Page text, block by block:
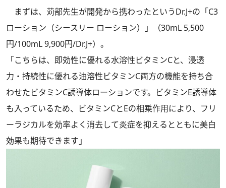
まずは、苅部先生が開発から携わったというDr.J+の「C3
ローション（シースリー ローション）
」（30mL 5,500
円/100mL 9,900円/Dr.J+）。
「こちらは、即効性に優れる水溶性ビタミンCと、浸透
力・持続性に優れる油溶性ビタミンC両方の機能を持ち合
わせたビタミンC誘導体ローションです。ビタミンE誘導体
も入っているため、ビタミンCとEの相乗作用により、フリ
ーラジカルを効率よく消去して炎症を抑えるとともに美白
効果も期待できます」